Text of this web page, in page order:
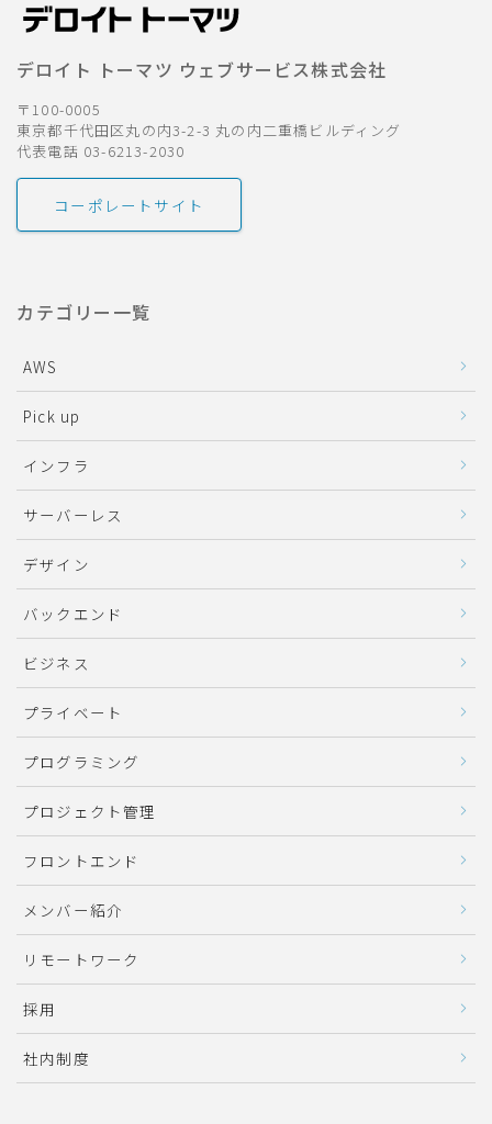
デロイト トーマツ ウェブサービス株式会社
〒100-0005
東京都千代田区丸の内3-2-3 丸の内二重橋ビルディング
代表電話 03-6213-2030
コーポレートサイト
カテゴリー一覧
AWS
Pick up
インフラ
サーバーレス
デザイン
バックエンド
ビジネス
プライベート
プログラミング
プロジェクト管理
フロントエンド
メンバー紹介
リモートワーク
採用
社内制度